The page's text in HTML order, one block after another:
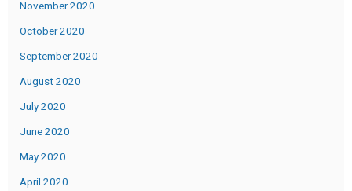
November 2020
October 2020
September 2020
August 2020
July 2020
June 2020
May 2020
April 2020